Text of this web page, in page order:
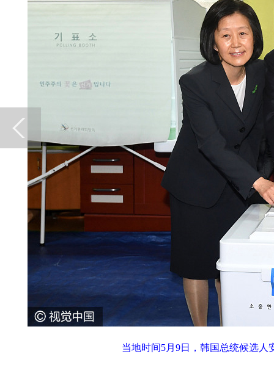
当地时间5月9日，韩国总统候选